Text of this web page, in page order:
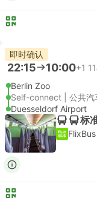
即时确认
22:15 10:00+1
Berlin Zoo
Self-connect | 公共汽
Duesseldorf Airport
标
FlixBus